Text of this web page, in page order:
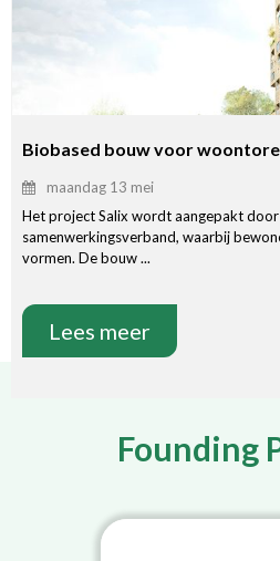
Biobased bouw voor
maandag 13 mei
Het project Salix wordt aangepakt door
samenwerkingsverband, waarbij
vormen. De bouw ...
Lees meer
Founding